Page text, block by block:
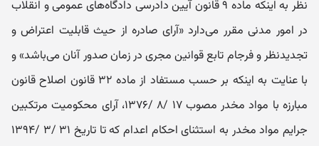
نظر به اینکه ماده ۹ قانون آیین دادرسی دادگاه‌های عمومی و انقلاب
در امور مدنی مقرر می‌دارد «آرای صادره از حیث قابلیت اعتراض و
تجدید‌نظر و فرجام تابع قوانین مجری در زمان صدور آنان می‌باشد» و
با عنایت به اینکه بر حسب مستفاد از ماده ۳۲ قانون اصلاح قانون
مبارزه با مواد مخدر مصوب ۱۷ /۸ /۱۳۷۶، آرای محکومیت مرتکبین
جرایم مواد مخدر به استثنای احکام اعدام که تا تاریخ ۳۱ /۳ /۱۳۹۴